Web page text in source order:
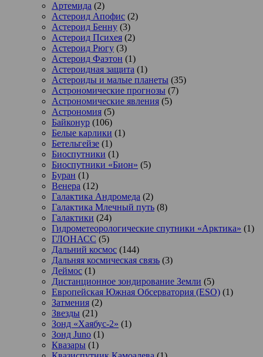
Артемида (2)
Астероид Апофис (2)
Астероид Бенну (3)
Астероид Психея (2)
Астероид Рюгу (3)
Астероид Фаэтон (1)
Астероидная защита (1)
Астероиды и малые планеты (35)
Астрономические прогнозы (7)
Астрономические явления (5)
Астрономия (5)
Байконур (106)
Белые карлики (1)
Бетельгейзе (1)
Биоспутники (1)
Биоспутники «Бион» (5)
Буран (1)
Венера (12)
Галактика Андромеда (2)
Галактика Млечный путь (8)
Галактики (24)
Гидрометеорологические спутники «Арктика» (1)
ГЛОНАСС (5)
Дальний космос (144)
Дальняя космическая связь (3)
Деймос (1)
Дистанционное зондирование Земли (5)
Европейская Южная Обсерватория (ESO) (1)
Затмения (2)
Звезды (21)
Зонд «Хаябус-2» (1)
Зонд Juno (1)
Квазары (1)